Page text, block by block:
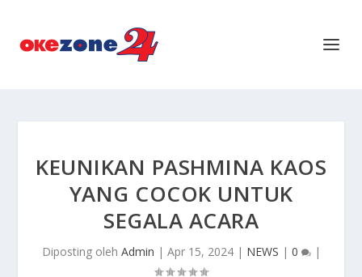
KEUNIKAN PASHMINA KAOS
YANG COCOK UNTUK
SEGALA ACARA
Diposting oleh Admin | Apr 15, 2024| NEWS | 0 |